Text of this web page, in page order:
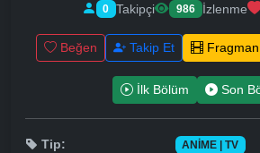
0 Takipçi 986 İzlenme
Beğen Takip Et Fragman
İlk Bölüm Son
Tip: ANIME | TV